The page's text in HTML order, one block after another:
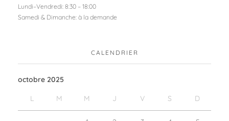
Lundi–Vendredi: 8:30 – 18:00
Samedi & Dimanche: à la demande
CALENDRIER
octobre 2025
L M M J V S D